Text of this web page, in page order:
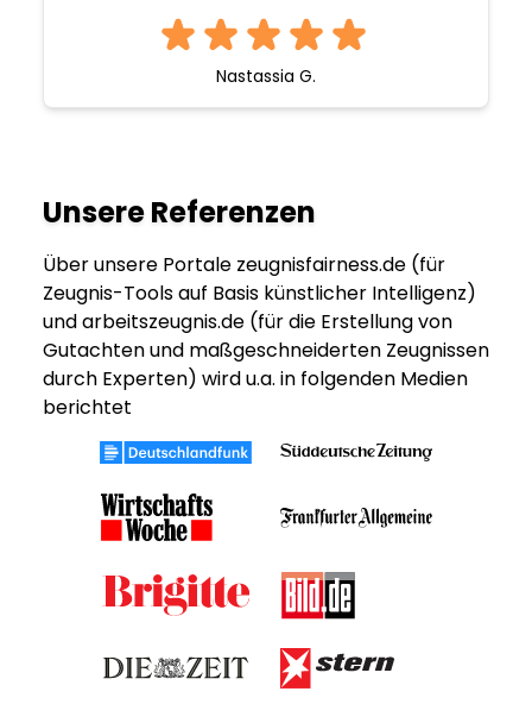
Nastassia G.
Unsere Referenzen
Über unsere Portale zeugnisfairness.de (für
Zeugnis-Tools auf Basis künstlicher Intelligenz)
und arbeitszeugnis.de (für die Erstellung von
Gutachten und maßgeschneiderten Zeugnissen
durch Experten) wird u.a. in folgenden Medien
berichtet